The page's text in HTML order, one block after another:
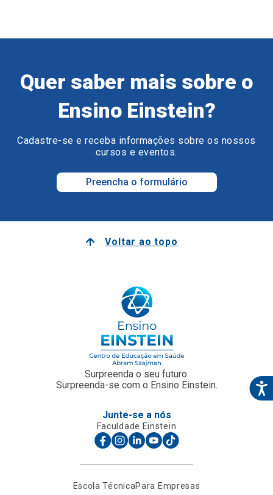
Quer saber mais sobre o
Ensino Einstein?
Cadastre-se e receba informações sobre os nossos
cursos e eventos.
Preencha o formulário
Voltar ao topo
Surpreenda o seu futuro.
Surpreenda-se com o Ensino Einstein.
Junte-se a nós
Faculdade Einstein
Escola TécnicaPara Empresas